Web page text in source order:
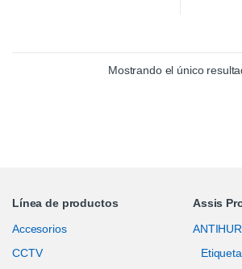
Mostrando el único
Línea de productos
Accesorios
CCTV
Assis